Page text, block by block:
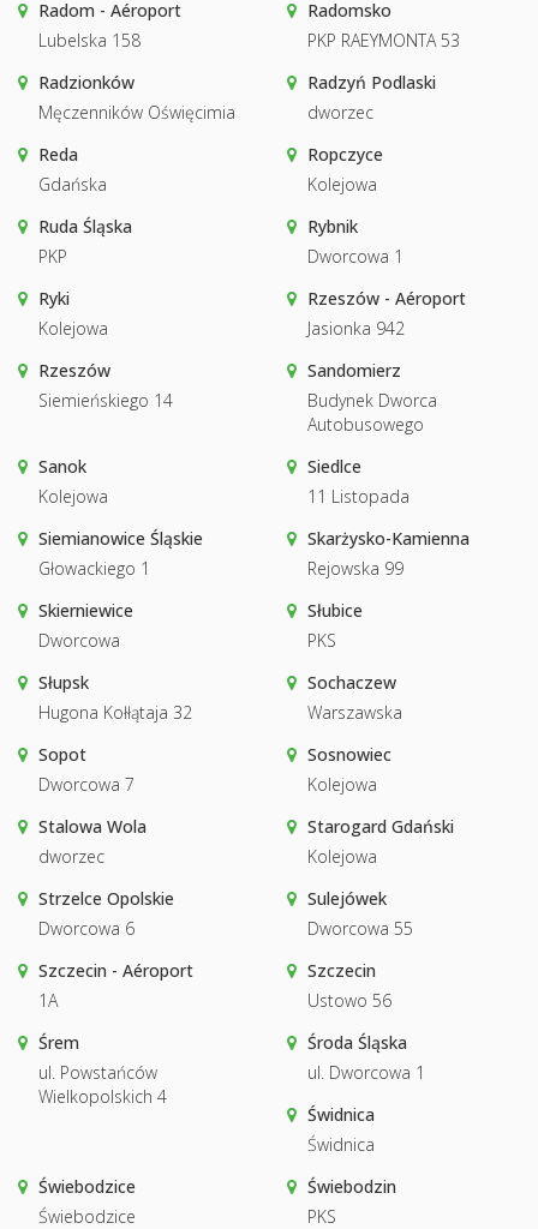
Radom - Aéroport
Lubelska 158
Radomsko
PKP RAEYMONTA 53
Radzionków
Męczenników Oświęcimia
Radzyń Podlaski
dworzec
Reda
Gdańska
Ropczyce
Kolejowa
Ruda Śląska
PKP
Rybnik
Dworcowa 1
Ryki
Kolejowa
Rzeszów - Aéroport
Jasionka 942
Rzeszów
Siemieńskiego 14
Sandomierz
Budynek Dworca
Autobusowego
Sanok
Kolejowa
Siedlce
11 Listopada
Siemianowice Śląskie
Głowackiego 1
Skarżysko-Kamienna
Rejowska 99
Skierniewice
Dworcowa
Słubice
PKS
Słupsk
Hugona Kołłątaja 32
Sochaczew
Warszawska
Sopot
Dworcowa 7
Sosnowiec
Kolejowa
Stalowa Wola
dworzec
Starogard Gdański
Kolejowa
Strzelce Opolskie
Dworcowa 6
Sulejówek
Dworcowa 55
Szczecin - Aéroport
1A
Szczecin
Ustowo 56
Śrem
ul. Powstańców
Wielkopolskich 4
Środa Śląska
ul. Dworcowa 1
Świdnica
Świdnica
Świebodzice
Świebodzice
Świebodzin
PKS